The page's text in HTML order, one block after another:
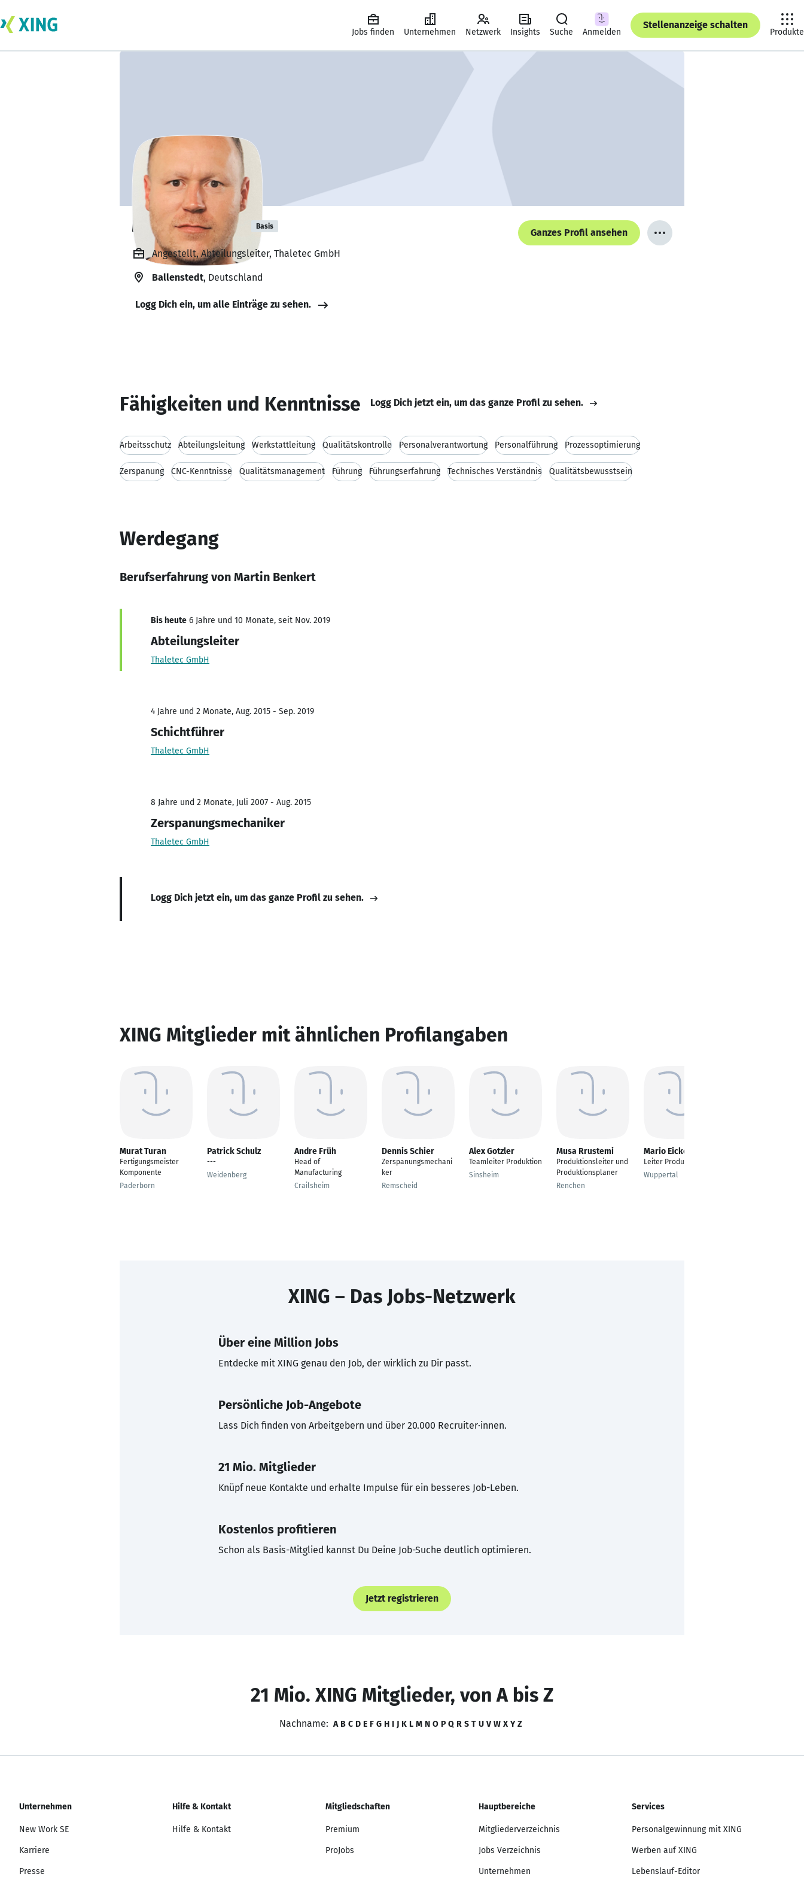
Jobs finden Unternehmen Netzwerk Insights Suche Anmelden
Stellenanzeige schalten
Produkte
Martin Benkert Basis
Ganzes Profil ansehen
Angestellt, Abteilungsleiter, Thaletec GmbH
Ballenstedt, Deutschland
Logg Dich ein, um alle Einträge zu sehen.
Fähigkeiten und Kenntnisse Logg Dich jetzt ein, um das ganze Profil zu sehen.
Arbeitsschutz Abteilungsleitung Werkstattleitung Qualitätskontrolle Personalverantwortung Personalführung Prozessoptimierung
Zerspanung CNC-Kenntnisse Qualitätsmanagement Führung Führungserfahrung Technisches Verständnis Qualitätsbewusstsein
Werdegang
Berufserfahrung von Martin Benkert
Bis heute 6 Jahre und 10 Monate, seit Nov. 2019
Abteilungsleiter
Thaletec GmbH
4 Jahre und 2 Monate, Aug. 2015 - Sep. 2019
Schichtführer
Thaletec GmbH
8 Jahre und 2 Monate, Juli 2007 - Aug. 2015
Zerspanungsmechaniker
Thaletec GmbH
Logg Dich jetzt ein, um das ganze Profil zu sehen.
XING Mitglieder mit ähnlichen Profilangaben
Murat Turan
Fertigungsmeister
Komponente
Paderborn
Patrick Schulz
---
Weidenberg
Andre Früh
Head of
Manufacturing
Crailsheim
Dennis Schier
Zerspanungsmechani
ker
Remscheid
Alex Gotzler
Teamleiter Produktion
Sinsheim
Musa Rrustemi
Produktionsleiter und
Produktionsplaner
Renchen
Mario Eicker
Leiter Produktion
Wuppertal
XING – Das Jobs-Netzwerk
Über eine Million Jobs
Entdecke mit XING genau den Job, der wirklich zu Dir passt.
Persönliche Job-Angebote
Lass Dich finden von Arbeitgebern und über 20.000 Recruiter·innen.
21 Mio. Mitglieder
Knüpf neue Kontakte und erhalte Impulse für ein besseres Job-Leben.
Kostenlos profitieren
Schon als Basis-Mitglied kannst Du Deine Job-Suche deutlich optimieren.
Jetzt registrieren
21 Mio. XING Mitglieder, von A bis Z
Nachname: A B C D E F G H I J K L M N O P Q R S T U V W X Y Z
Unternehmen
New Work SE
Karriere
Presse
Hilfe & Kontakt
Hilfe & Kontakt
Mitgliedschaften
Premium
ProJobs
Hauptbereiche
Mitgliederverzeichnis
Jobs Verzeichnis
Unternehmen
Services
Personalgewinnung mit XING
Werben auf XING
Lebenslauf-Editor